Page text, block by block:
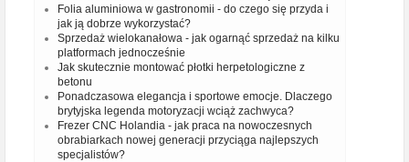
Folia aluminiowa w gastronomii - do czego się przyda i
jak ją dobrze wykorzystać?
Sprzedaż wielokanałowa - jak ogarnąć sprzedaż na kilku
platformach jednocześnie
Jak skutecznie montować płotki herpetologiczne z
betonu
Ponadczasowa elegancja i sportowe emocje. Dlaczego
brytyjska legenda motoryzacji wciąż zachwyca?
Frezer CNC Holandia - jak praca na nowoczesnych
obrabiarkach nowej generacji przyciąga najlepszych
specjalistów?